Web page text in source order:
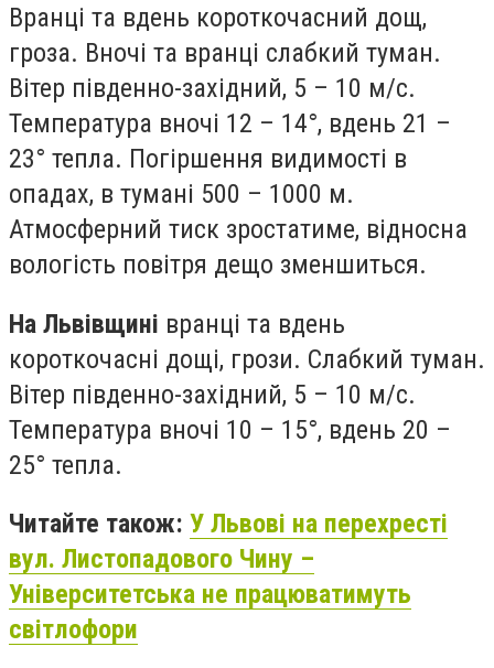
Вранці та вдень короткочасний дощ,
гроза. Вночі та вранці слабкий туман.
Вітер південно-західний, 5 – 10 м/с.
Температура вночі 12 – 14°, вдень 21 –
23° тепла. Погіршення видимості в
опадах, в тумані 500 – 1000 м.
Атмосферний тиск зростатиме, відносна
вологість повітря дещо зменшиться.
На Львівщині вранці та вдень
короткочасні дощі, грози. Слабкий туман.
Вітер південно-західний, 5 – 10 м/с.
Температура вночі 10 – 15°, вдень 20 –
25° тепла.
Читайте також: У Львові на перехресті
вул. Листопадового Чину –
Університетська не працюватимуть
світлофори